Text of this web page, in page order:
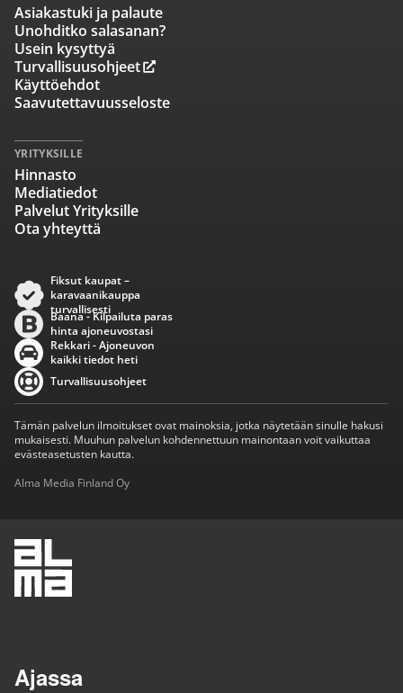
Asiakastuki ja palaute
Unohditko salasanan?
Usein kysyttyä
Turvallisuusohjeet
Käyttöehdot
Saavutettavuusseloste
YRITYKSILLE
Hinnasto
Mediatiedot
Palvelut Yrityksille
Ota yhteyttä
Fiksut kaupat –
karavaanikauppa
turvallisesti
Baana - Kilpailuta paras
hinta ajoneuvostasi
Rekkari - Ajoneuvon
kaikki tiedot heti
Turvallisuusohjeet
Tämän palvelun ilmoitukset ovat mainoksia, jotka näytetään sinulle hakusi
mukaisesti. Muuhun palvelun kohdennettuun mainontaan voit vaikuttaa
evästeasetusten kautta.
Alma Media Finland Oy